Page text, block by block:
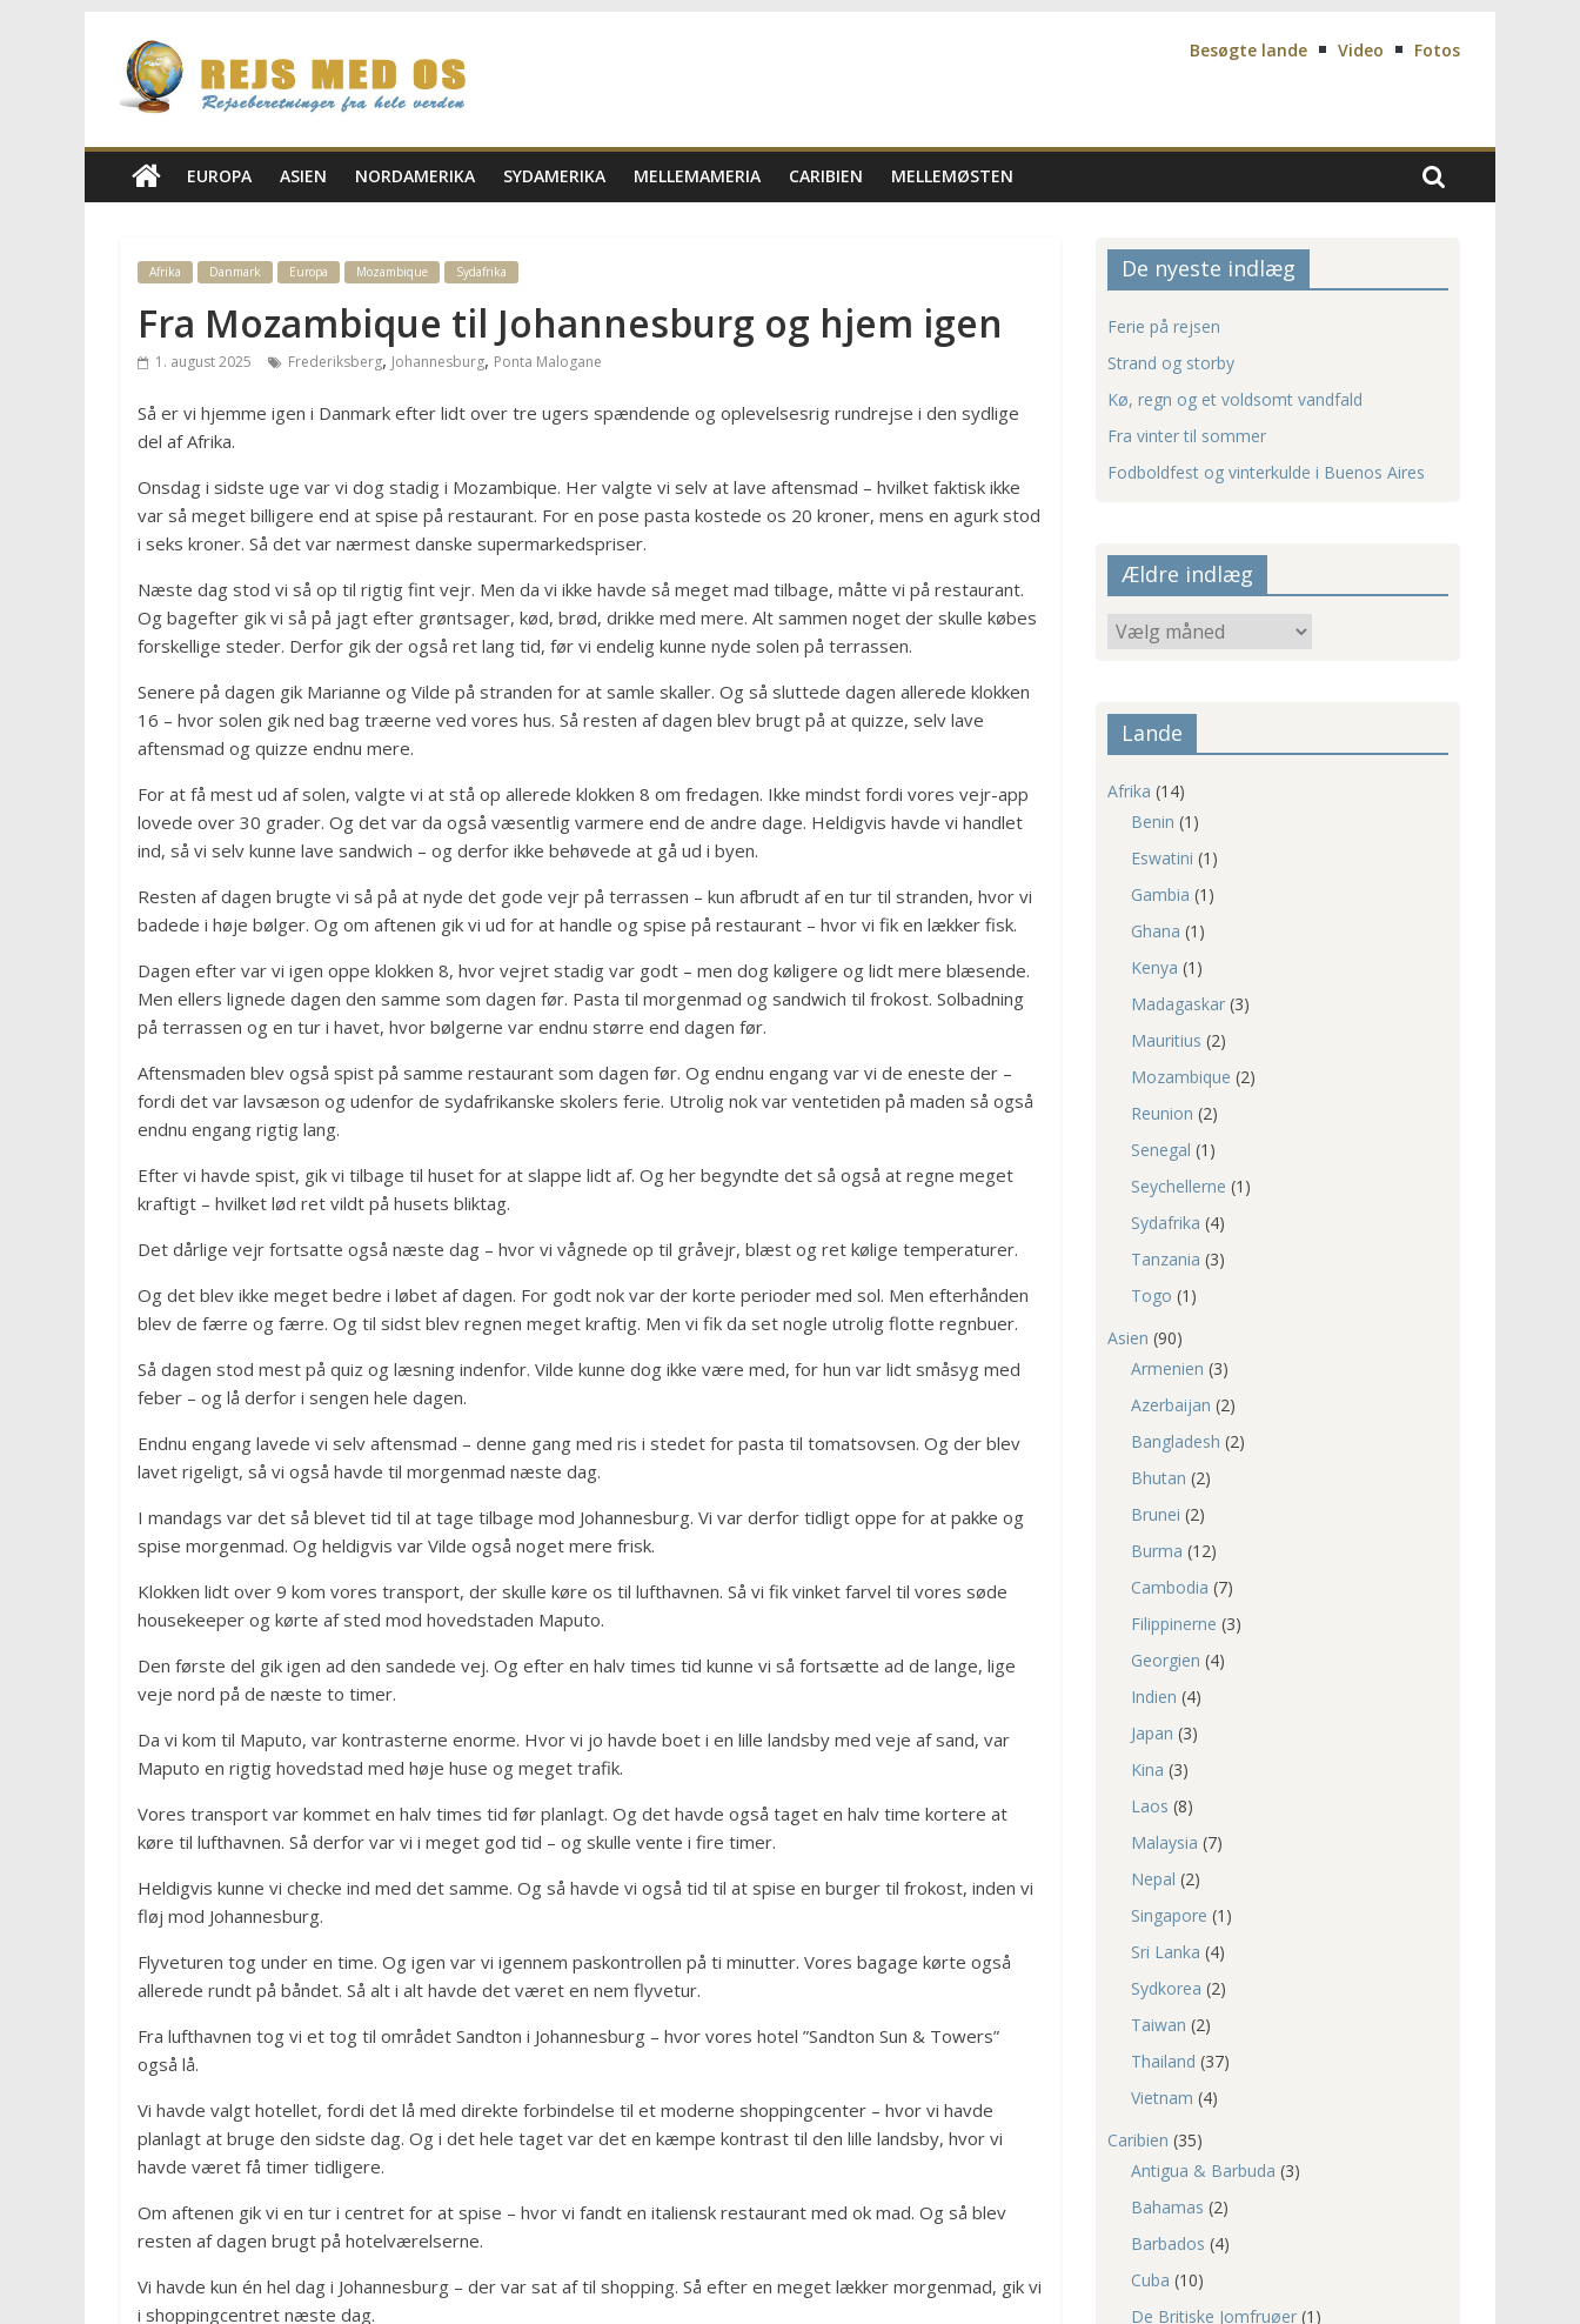
contentRejs
Med
Os
for
Frida,
Marianne
Morten
Besøgte lande Video Fotos
EUROPA ASIEN NORDAMERIKA SYDAMERIKA MELLEMAMERIA CARIBIEN MELLEMØSTEN
Afrika Danmark Europa Mozambique Sydafrika
Fra Mozambique til Johannesburg og hjem igen
1. august 2025 Frederiksberg, Johannesburg, Ponta Malogane
Så er vi hjemme igen i Danmark efter lidt over tre ugers spændende og oplevelsesrig rundrejse i den sydlige
del af Afrika.
Onsdag i sidste uge var vi dog stadig i Mozambique. Her valgte vi selv at lave aftensmad – hvilket faktisk ikke
var så meget billigere end at spise på restaurant. For en pose pasta kostede os 20 kroner, mens en agurk stod
i seks kroner. Så det var nærmest danske supermarkedspriser.
Næste dag stod vi så op til rigtig fint vejr. Men da vi ikke havde så meget mad tilbage, måtte vi på restaurant.
Og bagefter gik vi så på jagt efter grøntsager, kød, brød, drikke med mere. Alt sammen noget der skulle købes
forskellige steder. Derfor gik der også ret lang tid, før vi endelig kunne nyde solen på terrassen.
Senere på dagen gik Marianne og Vilde på stranden for at samle skaller. Og så sluttede dagen allerede klokken
16 – hvor solen gik ned bag træerne ved vores hus. Så resten af dagen blev brugt på at quizze, selv lave
aftensmad og quizze endnu mere.
For at få mest ud af solen, valgte vi at stå op allerede klokken 8 om fredagen. Ikke mindst fordi vores vejr-app
lovede over 30 grader. Og det var da også væsentlig varmere end de andre dage. Heldigvis havde vi handlet
ind, så vi selv kunne lave sandwich – og derfor ikke behøvede at gå ud i byen.
Resten af dagen brugte vi så på at nyde det gode vejr på terrassen – kun afbrudt af en tur til stranden, hvor vi
badede i høje bølger. Og om aftenen gik vi ud for at handle og spise på restaurant – hvor vi fik en lækker fisk.
Dagen efter var vi igen oppe klokken 8, hvor vejret stadig var godt – men dog køligere og lidt mere blæsende.
Men ellers lignede dagen den samme som dagen før. Pasta til morgenmad og sandwich til frokost. Solbadning
på terrassen og en tur i havet, hvor bølgerne var endnu større end dagen før.
Aftensmaden blev også spist på samme restaurant som dagen før. Og endnu engang var vi de eneste der –
fordi det var lavsæson og udenfor de sydafrikanske skolers ferie. Utrolig nok var ventetiden på maden så også
endnu engang rigtig lang.
Efter vi havde spist, gik vi tilbage til huset for at slappe lidt af. Og her begyndte det så også at regne meget
kraftigt – hvilket lød ret vildt på husets bliktag.
Det dårlige vejr fortsatte også næste dag – hvor vi vågnede op til gråvejr, blæst og ret kølige temperaturer.
Og det blev ikke meget bedre i løbet af dagen. For godt nok var der korte perioder med sol. Men efterhånden
blev de færre og færre. Og til sidst blev regnen meget kraftig. Men vi fik da set nogle utrolig flotte regnbuer.
Så dagen stod mest på quiz og læsning indenfor. Vilde kunne dog ikke være med, for hun var lidt småsyg med
feber – og lå derfor i sengen hele dagen.
Endnu engang lavede vi selv aftensmad – denne gang med ris i stedet for pasta til tomatsovsen. Og der blev
lavet rigeligt, så vi også havde til morgenmad næste dag.
I mandags var det så blevet tid til at tage tilbage mod Johannesburg. Vi var derfor tidligt oppe for at pakke og
spise morgenmad. Og heldigvis var Vilde også noget mere frisk.
Klokken lidt over 9 kom vores transport, der skulle køre os til lufthavnen. Så vi fik vinket farvel til vores søde
housekeeper og kørte af sted mod hovedstaden Maputo.
Den første del gik igen ad den sandede vej. Og efter en halv times tid kunne vi så fortsætte ad de lange, lige
veje nord på de næste to timer.
Da vi kom til Maputo, var kontrasterne enorme. Hvor vi jo havde boet i en lille landsby med veje af sand, var
Maputo en rigtig hovedstad med høje huse og meget trafik.
Vores transport var kommet en halv times tid før planlagt. Og det havde også taget en halv time kortere at
køre til lufthavnen. Så derfor var vi i meget god tid – og skulle vente i fire timer.
Heldigvis kunne vi checke ind med det samme. Og så havde vi også tid til at spise en burger til frokost, inden vi
fløj mod Johannesburg.
Flyveturen tog under en time. Og igen var vi igennem paskontrollen på ti minutter. Vores bagage kørte også
allerede rundt på båndet. Så alt i alt havde det været en nem flyvetur.
Fra lufthavnen tog vi et tog til området Sandton i Johannesburg – hvor vores hotel ”Sandton Sun & Towers”
også lå.
Vi havde valgt hotellet, fordi det lå med direkte forbindelse til et moderne shoppingcenter – hvor vi havde
planlagt at bruge den sidste dag. Og i det hele taget var det en kæmpe kontrast til den lille landsby, hvor vi
havde været få timer tidligere.
Om aftenen gik vi en tur i centret for at spise – hvor vi fandt en italiensk restaurant med ok mad. Og så blev
resten af dagen brugt på hotelværelserne.
Vi havde kun én hel dag i Johannesburg – der var sat af til shopping. Så efter en meget lækker morgenmad, gik vi
i shoppingcentret næste dag.
De nyeste indlæg
Ferie på rejsen
Strand og storby
Kø, regn og et voldsomt vandfald
Fra vinter til sommer
Fodboldfest og vinterkulde i Buenos Aires
Ældre indlæg
Ældre
Lande
Afrika (14)
Benin (1)
Eswatini (1)
Gambia (1)
Ghana (1)
Kenya (1)
Madagaskar (3)
Mauritius (2)
Mozambique (2)
Reunion (2)
Senegal (1)
Seychellerne (1)
Sydafrika (4)
Tanzania (3)
Togo (1)
Asien (90)
Armenien (3)
Azerbaijan (2)
Bangladesh (2)
Bhutan (2)
Brunei (2)
Burma (12)
Cambodia (7)
Filippinerne (3)
Georgien (4)
Indien (4)
Japan (3)
Kina (3)
Laos (8)
Malaysia (7)
Nepal (2)
Singapore (1)
Sri Lanka (4)
Sydkorea (2)
Taiwan (2)
Thailand (37)
Vietnam (4)
Caribien (35)
Antigua & Barbuda (3)
Bahamas (2)
Barbados (4)
Cuba (10)
De Britiske Jomfruøer (1)